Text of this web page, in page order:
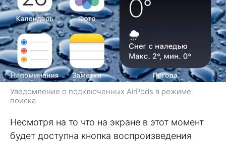
Уведомление о подключенных AirPods в режиме
поиска
Несмотря на то что на экране в этот момент
будет доступна кнопка воспроизведения